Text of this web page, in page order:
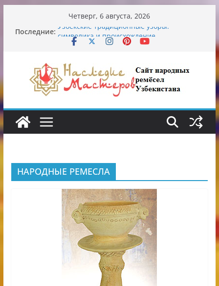
содержимому
Четверг, 6 августа, 2026
Последние: Узбекские традиционные узоры:
символика и происхождение
Опасная диета Алины Загитовой
От знахарей до университетских клиник
Обрушение на одном из ключевых
перекрёстков Ташкента: перекрыт
путепровод на Буюк Ипак Йули
НАРОДНЫЕ РЕМЕСЛА